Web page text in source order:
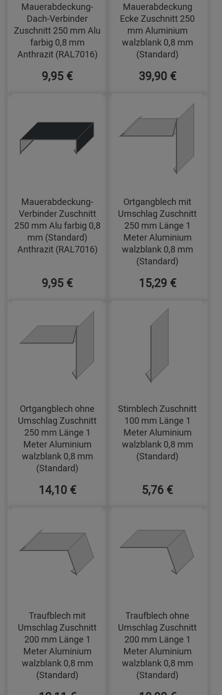
Mauerabdeckung-
Dach-Verbinder
Zuschnitt 250 mm Alu
farbig 0,8 mm
Anthrazit (RAL7016)
9,95 €
Mauerabdeckung
Ecke Zuschnitt 250
mm Aluminium
walzblank 0,8 mm
(Standard)
39,90 €
Mauerabdeckung-
Verbinder Zuschnitt
250 mm Alu farbig 0,8
mm (Standard)
Anthrazit (RAL7016)
9,95 €
Ortgangblech mit
Umschlag Zuschnitt
250 mm Länge 1
Meter Aluminium
walzblank 0,8 mm
(Standard)
15,29 €
Ortgangblech ohne
Umschlag Zuschnitt
250 mm Länge 1
Meter Aluminium
walzblank 0,8 mm
(Standard)
14,10 €
Stirnblech Zuschnitt
100 mm Länge 1
Meter Aluminium
walzblank 0,8 mm
(Standard)
5,76 €
Traufblech mit
Umschlag Zuschnitt
200 mm Länge 1
Meter Aluminium
walzblank 0,8 mm
(Standard)
Traufblech ohne
Umschlag Zuschnitt
200 mm Länge 1
Meter Aluminium
walzblank 0,8 mm
(Standard)